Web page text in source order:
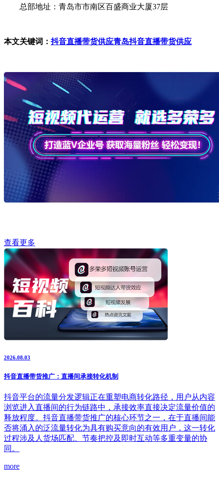
总部地址：青岛市市南区百盛商业大厦37层
本文关键词：抖音直播带货供应青岛抖音直播带货供应
查看更多
2026.08.03
抖音直播带货推广：直播间承接转化机制
抖音平台的流量分发逻辑正在重塑电商转化路径，用户从内容
浏览进入直播间的行为链路中，承接效率直接决定流量价值的
释放程度。抖音直播带货推广的核心环节之一，在于直播间能
否将涌入的泛流量转化为具有购买意向的有效用户，这一转化
过程涉及人货场匹配、节奏把控及即时互动等多重变量的协
同。
more